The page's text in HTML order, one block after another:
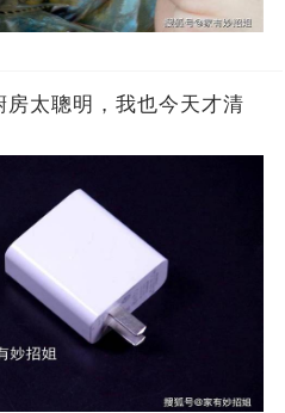
太聰明，我也今天才清